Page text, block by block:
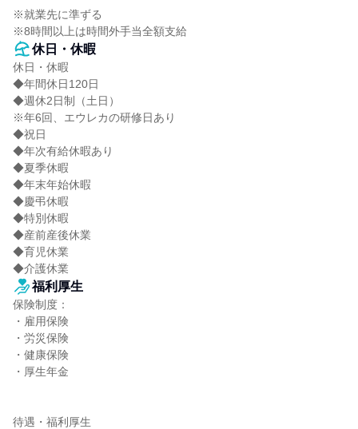
※就業先に準ずる
※8時間以上は時間外手当全額支給
休日・休暇
休日・休暇
◆年間休日120日
◆週休2日制（土日）
※年6回、エウレカの研修日あり
◆祝日
◆年次有給休暇あり
◆夏季休暇
◆年末年始休暇
◆慶弔休暇
◆特別休暇
◆産前産後休業
◆育児休業
◆介護休業
福利厚生
保険制度：
・雇用保険
・労災保険
・健康保険
・厚生年金
待遇・福利厚生